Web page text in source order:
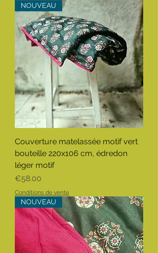
NOUVEAU
Couverture matelassée motif vert
bouteille 220x106 cm, édredon
léger motif
Price
€58.00
Conditions de vente
NOUVEAU